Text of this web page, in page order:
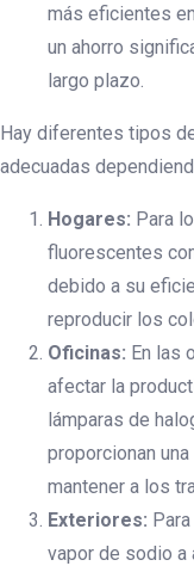
más eficientes
un ahorro
largo plazo.
Hay diferentes tipos
adecuadas
Hogares: Para
fluorescentes
debido a su
reproducir los
Oficinas: En las
afectar la
lámparas de
proporcionan
mantener a los
Exteriores:
vapor de sodio a